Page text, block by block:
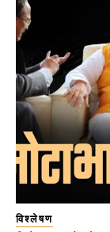
विश्लेषण